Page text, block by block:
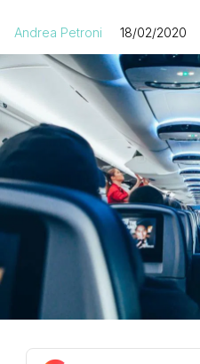
Andrea Petroni 18/02/2020